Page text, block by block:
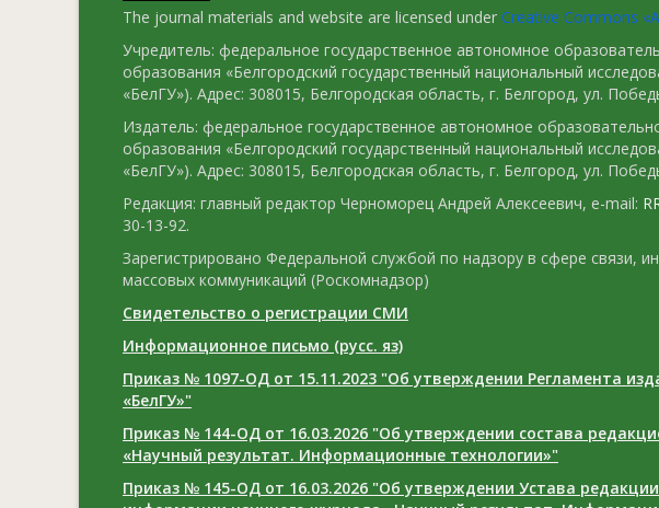
The journal materials and website are licensed under Creative Commons
Учредитель: федеральное государственное автономное
образования «Белгородский государственный национальный
«БелГУ»). Адрес: 308015, Белгородская область, г. Белгород, ул.
Издатель: федеральное государственное автономное
образования «Белгородский государственный национальный
«БелГУ»). Адрес: 308015, Белгородская область, г. Белгород, ул.
Редакция: главный редактор Черноморец Андрей Алексеевич, e-mail:
30-13-92.
Зарегистрировано Федеральной службой по надзору в сфере связи,
массовых коммуникаций (Роскомнадзор)
Свидетельство о регистрации СМИ
Информационное письмо (русс. яз)
Приказ № 1097-ОД от 15.11.2023 "Об утверждении Регламента
«БелГУ»"
Приказ № 144-ОД от 16.03.2026 "Об утверждении состава
«Научный результат. Информационные технологии»"
Приказ № 145-ОД от 16.03.2026 "Об утверждении Устава